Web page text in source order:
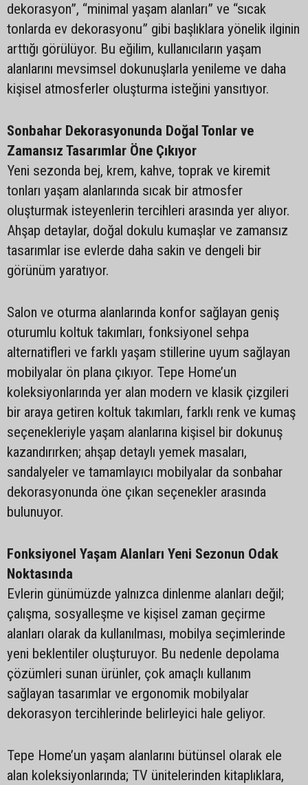
dekorasyon”, “minimal yaşam alanları” ve “sıcak
tonlarda ev dekorasyonu” gibi başlıklara yönelik ilginin
arttığı görülüyor. Bu eğilim, kullanıcıların yaşam
alanlarını mevsimsel dokunuşlarla yenileme ve daha
kişisel atmosferler oluşturma isteğini yansıtıyor.
Sonbahar Dekorasyonunda Doğal Tonlar ve
Zamansız Tasarımlar Öne Çıkıyor
Yeni sezonda bej, krem, kahve, toprak ve kiremit
tonları yaşam alanlarında sıcak bir atmosfer
oluşturmak isteyenlerin tercihleri arasında yer alıyor.
Ahşap detaylar, doğal dokulu kumaşlar ve zamansız
tasarımlar ise evlerde daha sakin ve dengeli bir
görünüm yaratıyor.
Salon ve oturma alanlarında konfor sağlayan geniş
oturumlu koltuk takımları, fonksiyonel sehpa
alternatifleri ve farklı yaşam stillerine uyum sağlayan
mobilyalar ön plana çıkıyor. Tepe Home’un
koleksiyonlarında yer alan modern ve klasik çizgileri
bir araya getiren koltuk takımları, farklı renk ve kumaş
seçenekleriyle yaşam alanlarına kişisel bir dokunuş
kazandırırken; ahşap detaylı yemek masaları,
sandalyeler ve tamamlayıcı mobilyalar da sonbahar
dekorasyonunda öne çıkan seçenekler arasında
bulunuyor.
Fonksiyonel Yaşam Alanları Yeni Sezonun Odak
Noktasında
Evlerin günümüzde yalnızca dinlenme alanları değil;
çalışma, sosyalleşme ve kişisel zaman geçirme
alanları olarak da kullanılması, mobilya seçimlerinde
yeni beklentiler oluşturuyor. Bu nedenle depolama
çözümleri sunan ürünler, çok amaçlı kullanım
sağlayan tasarımlar ve ergonomik mobilyalar
dekorasyon tercihlerinde belirleyici hale geliyor.
Tepe Home’un yaşam alanlarını bütünsel olarak ele
alan koleksiyonlarında; TV ünitelerinden kitaplıklara,